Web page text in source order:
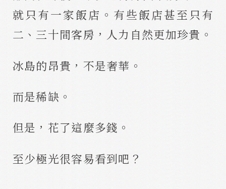
就只有一家飯店。有些飯店甚至只有
二、三十間客房，人力自然更加珍貴。
冰島的昂貴，不是奢華。
而是稀缺。
但是，花了這麼多錢。
至少極光很容易看到吧？